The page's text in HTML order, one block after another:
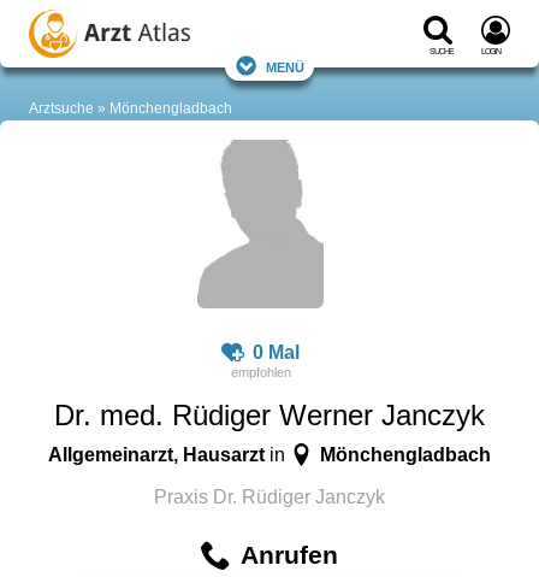
Suche Login
Menü
Arztsuche Mönchengladbach
0 Mal
Dr. med. Rüdiger Werner Janczyk
Allgemeinarzt, Hausarztin Mönchengladbach
Praxis Dr. Rüdiger Janczyk
Anrufen